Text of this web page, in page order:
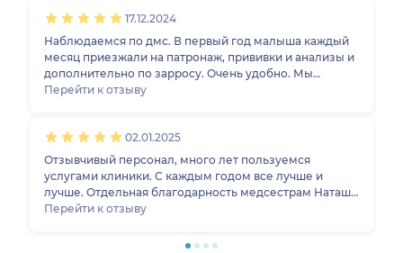
17.12.2024
Наблюдаемся по дмс. В первый год малыша каждый
месяц приезжали на патронаж, прививки и анализы и
дополнительно по зарросу. Очень удобно. Мы
довольны всей семьей
Перейти к отзыву
02.01.2025
Отзывчивый персонал, много лет пользуемся
услугами клиники. С каждым годом все лучше и
лучше. Отдельная благодарность медсестрам Наташе
и Елене
Перейти к отзыву